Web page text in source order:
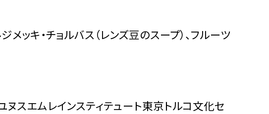
メッキ・チョルバス（レンズ豆のスープ）、フルーツ
スエムレインスティテュート東京トルコ文化セ